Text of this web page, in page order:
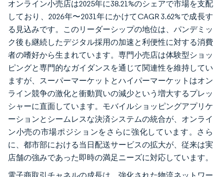
オンライン小売店は2025年に38.21%のシェアで市場を支配
しており、2026年〜2031年にかけてCAGR 3.62%で成長す
る見込みです。このリーダーシップの地位は、パンデミッ
ク後も継続したデジタル採用の加速と利便性に対する消費
者の嗜好から生まれています。専門小売店は体験型ショッ
ピングと専門的なガイダンスを通じて関連性を維持してい
ますが、スーパーマーケットとハイパーマーケットはオン
ライン競争の激化と衝動買いの減少という増大するプレッ
シャーに直面しています。モバイルショッピングアプリケ
ーションとシームレスな決済システムの統合が、オンライ
ン小売の市場ポジションをさらに強化しています。さら
に、都市部における当日配送サービスの拡大が、従来は実
店舗の強みであった即時の満足ニーズに対応しています。